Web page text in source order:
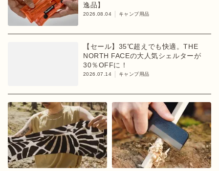
逸品】
2026.08.04 キャンプ用品
【セール】35℃超えでも快適。THE
NORTH FACEの大人気シェルターが
30％OFFに！
2026.07.14 キャンプ用品